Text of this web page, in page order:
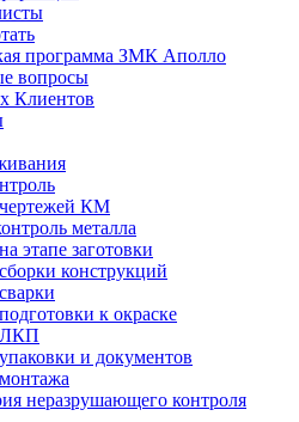
программа ЗМК Аполло
вопросы
КМ
металла
этапе заготовки
конструкций
к окраске
ЛКП
и документов
неразрушающего контроля